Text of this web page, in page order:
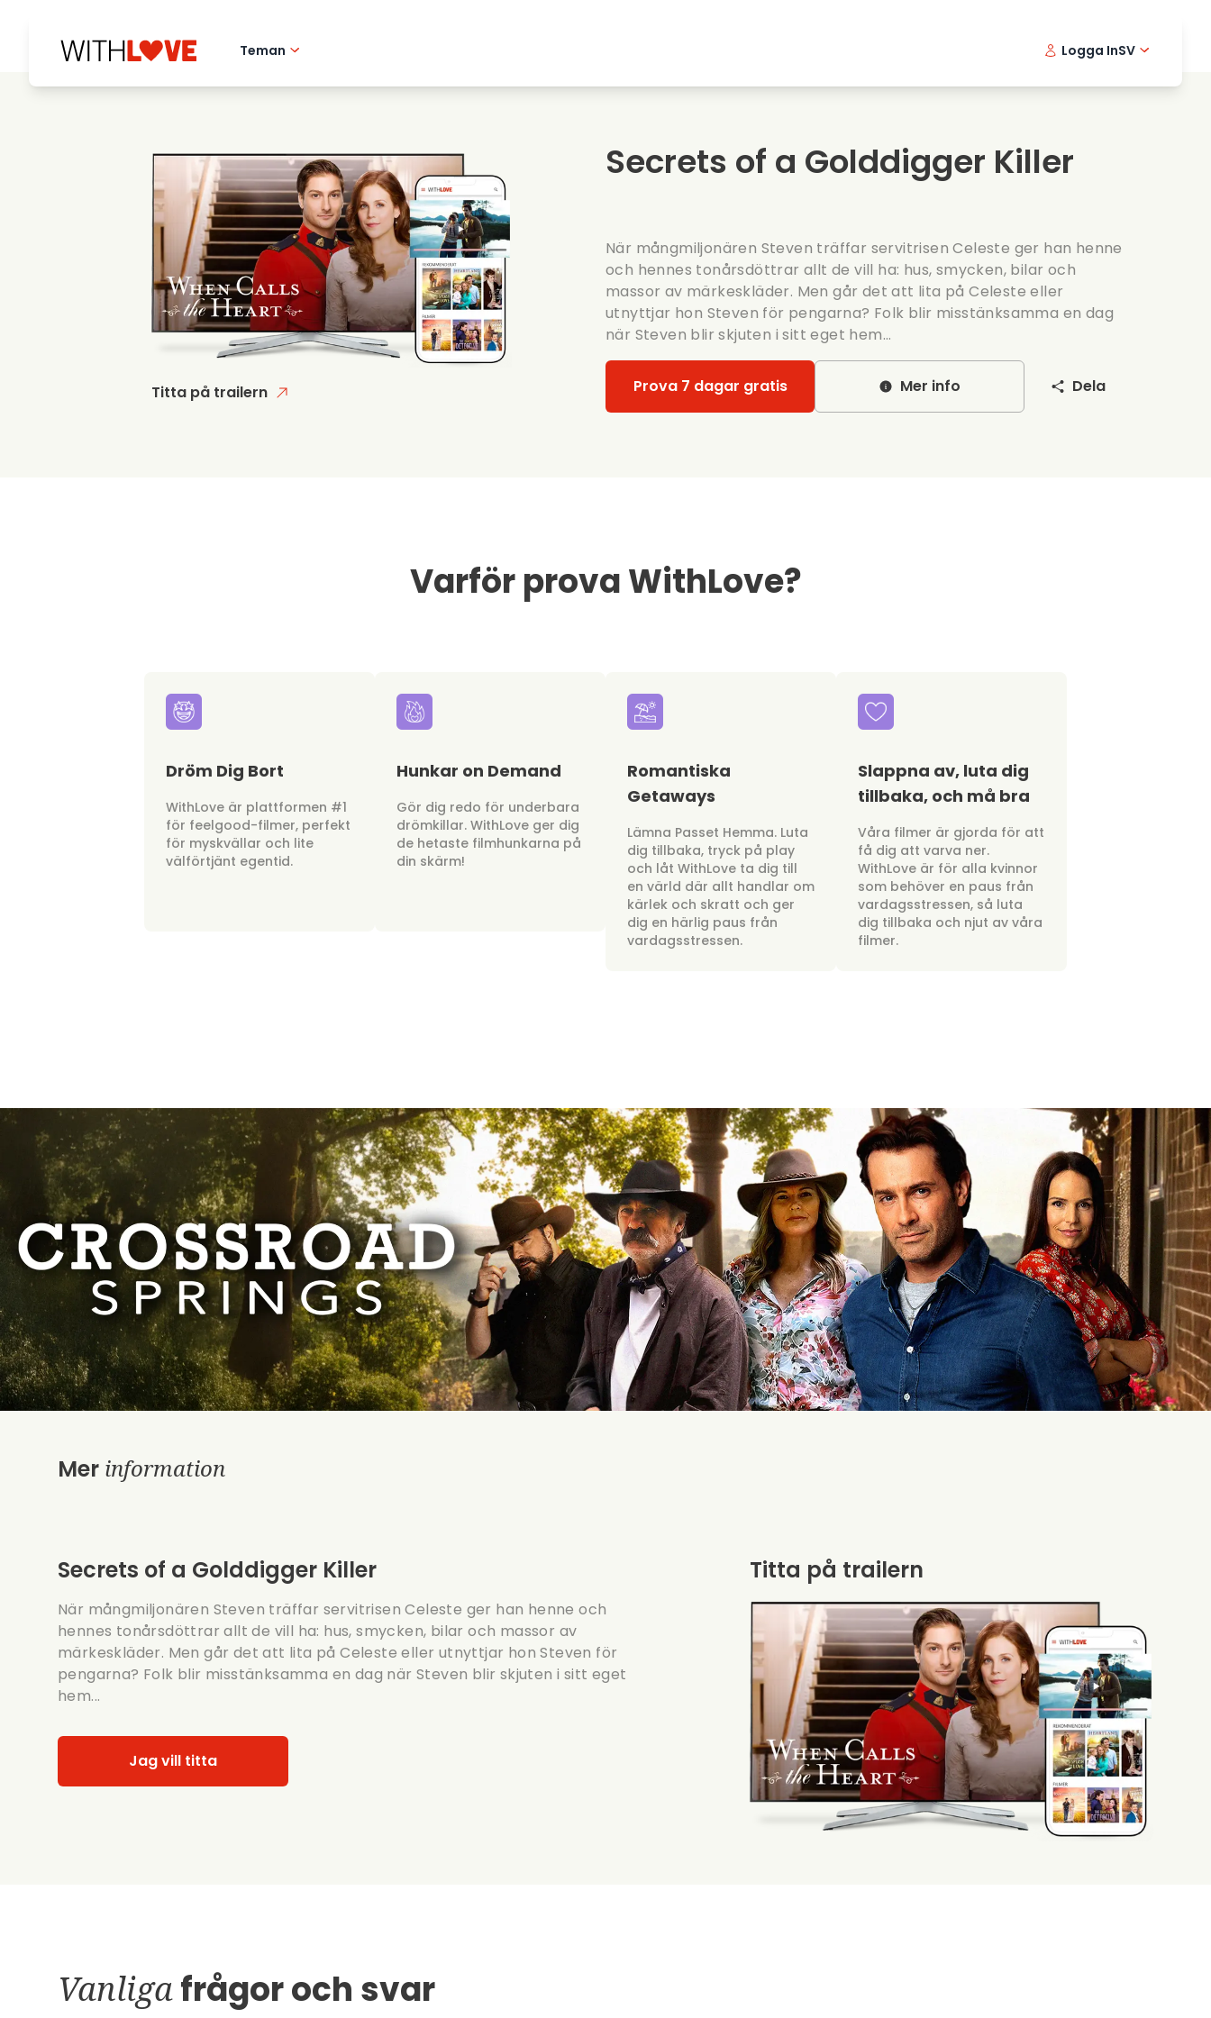
Teman
Mysterier
Sommarfilm
Datingfilmer
Romantiska serier
Brollop
Logga InSV
Titta på trailern
Secrets of a Golddigger Killer
När mångmiljonären Steven träffar servitrisen Celeste ger han henne
och hennes tonårsdöttrar allt de vill ha: hus, smycken, bilar och
massor av märkeskläder. Men går det att lita på Celeste eller
utnyttjar hon Steven för pengarna? Folk blir misstänksamma en dag
när Steven blir skjuten i sitt eget hem...
Prova 7 dagar gratis Mer info Dela
Varför prova WithLove?
Dröm Dig Bort
WithLove är plattformen #1
för feelgood-filmer, perfekt
för myskvällar och lite
välförtjänt egentid.
Hunkar on Demand
Gör dig redo för underbara
drömkillar. WithLove ger dig
de hetaste filmhunkarna på
din skärm!
Romantiska
Getaways
Lämna Passet Hemma. Luta
dig tillbaka, tryck på play
och låt WithLove ta dig till
en värld där allt handlar om
kärlek och skratt och ger
dig en härlig paus från
vardagsstressen.
Slappna av, luta dig
tillbaka, och må bra
Våra filmer är gjorda för att
få dig att varva ner.
WithLove är för alla kvinnor
som behöver en paus från
vardagsstressen, så luta
dig tillbaka och njut av våra
filmer.
Mer information
Secrets of a Golddigger Killer
När mångmiljonären Steven träffar servitrisen Celeste ger han henne och
hennes tonårsdöttrar allt de vill ha: hus, smycken, bilar och massor av
märkeskläder. Men går det att lita på Celeste eller utnyttjar hon Steven för
pengarna? Folk blir misstänksamma en dag när Steven blir skjuten i sitt eget
hem...
Jag vill titta
Titta på trailern
Vanligafrågor och svar